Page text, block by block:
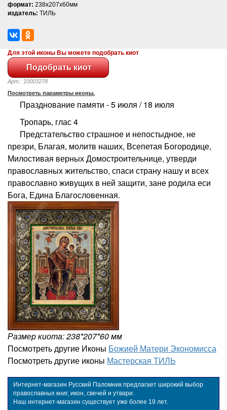
формат: 238x207x60мм
издатель: ТИЛЬ
Для этой иконы Вы можете подобрать киот
Арт.: 10003278
Посмотреть параметры иконы.
Празднование памяти - 5 июля / 18 июля
Тропарь, глас 4
Предстательство страшное и непостыдное, не
презри, Благая, молитв наших, Всепетая Богородице,
Милостивая верных Домостроительнице, утверди
православных жительство, спаси страну нашу и всех
православно живущих в ней защити, зане родила еси
Бога, Едина Благословенная.
Размер киота: 238*207*60 мм
Посмотреть другие Иконы Божией Матери Экономисса
Посмотреть другие иконы Мастерская ТИЛЬ
Интернет-магазин Русский Паломник предлагает широкий выбор
православных книг, икон, свечей и утвари.
Наш интернет-магазин существует уже более 19 лет.